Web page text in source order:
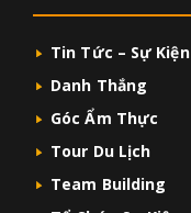
Tin Tức – Sự Kiện
Danh Thắng
Góc Ẩm Thực
Tour Du Lịch
Team Building